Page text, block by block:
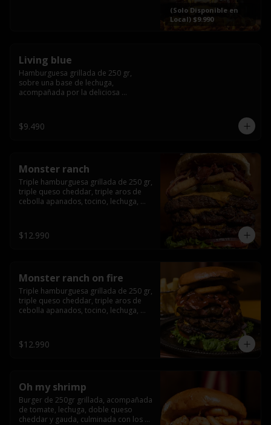
(Solo Disponible en
Local) $9.990
Living blue
Hamburguesa grillada de 250 gr,
sobre una base de lechuga,
acompañada por la deliciosa
wisky jack daniels y salsa de miel.-
$9.490
Monster ranch
Triple hamburguesa grillada de 250 gr,
triple queso cheddar, triple aros de
cebolla apanados, tocino, lechuga,
$12.990
Monster ranch on fire
Triple hamburguesa grillada de 250 gr,
triple queso cheddar, triple aros de
cebolla apanados, tocino, lechuga,
jalapeños de texas.
$12.990
Oh my shrimp
Burger de 250gr grillada, acompañada
de tomate, lechuga, doble queso
cheddar y gauda, culminada con los